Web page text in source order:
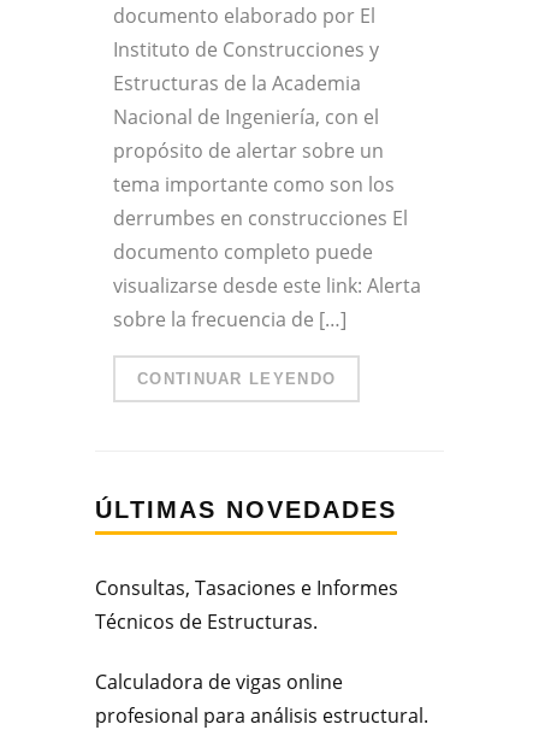
documento elaborado por El
Instituto de Construcciones y
Estructuras de la Academia
Nacional de Ingeniería, con el
propósito de alertar sobre un
tema importante como son los
derrumbes en construcciones El
documento completo puede
visualizarse desde este link: Alerta
sobre la frecuencia de […]
CONTINUAR LEYENDO
ÚLTIMAS NOVEDADES
Consultas, Tasaciones e Informes
Técnicos de Estructuras.
Calculadora de vigas online
profesional para análisis estructural.